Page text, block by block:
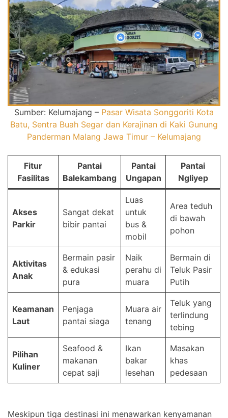
Sumber: Kelumajang – Pasar Wisata Songgoriti Kota
Batu, Sentra Buah Segar dan Kerajinan di Kaki Gunung
Panderman Malang Jawa Timur – Kelumajang
Fitur
Fasilitas
Pantai
Balekambang
Pantai
Ungapan
Pantai
Ngliyep
Akses
Parkir
Sangat dekat
bibir pantai
Luas
untuk
bus &
mobil
Area teduh
di bawah
pohon
Aktivitas
Anak
Bermain pasir
& edukasi
pura
Naik
perahu di
muara
Bermain di
Teluk Pasir
Putih
Keamanan
Laut
Penjaga
pantai siaga
Muara air
tenang
Teluk yang
terlindung
tebing
Pilihan
Kuliner
Seafood &
makanan
cepat saji
Ikan
bakar
lesehan
Masakan
khas
pedesaan
Meskipun tiga destinasi ini menawarkan kenyamanan